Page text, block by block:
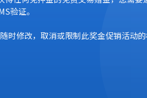
验证。
时修改，取消或限制此奖金促销活动的